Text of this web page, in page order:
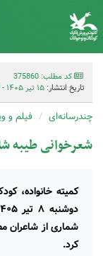
کد مطلب: 375860
تاریخ انتشار: ۱۵ تیر ۱۴۰۵ - ۱۶:۱۳
چندرسانه‌ای فیلم و
شعرخوانی طیبه
کمیته خانواده،
شماری از شاعران
کرد.